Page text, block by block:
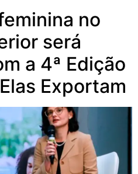
no
será
a 4ª Edição
Exportam